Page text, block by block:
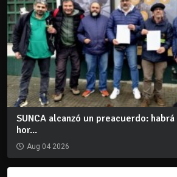
SUNCA alcanzó un preacuerdo:
hor...
Aug 04 2026